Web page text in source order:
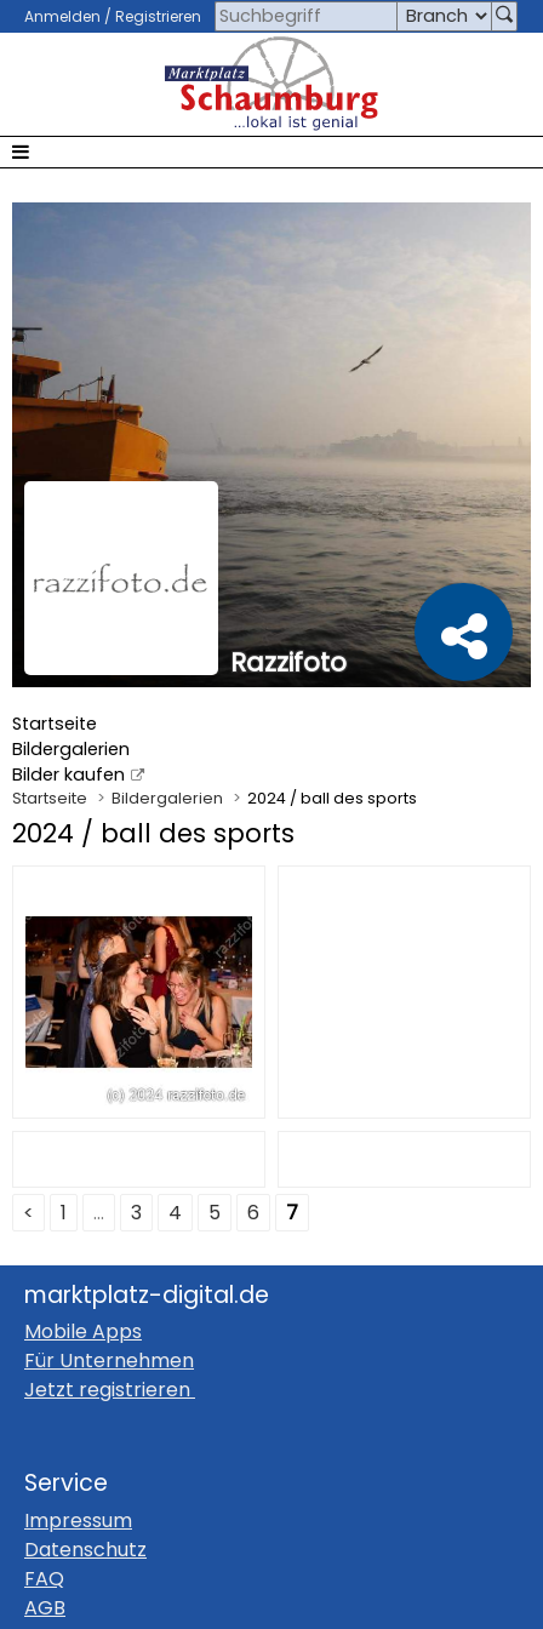
Anmelden / Registrieren
Razzifoto
Startseite
Bildergalerien
Bilder kaufen
Startseite Bildergalerien 2024 / ball des sports
2024 / ball des sports
< 1 ... 3 4 5 6 7
marktplatz-digital.de
Mobile Apps
Für Unternehmen
Jetzt registrieren
Service
Impressum
Datenschutz
FAQ
AGB